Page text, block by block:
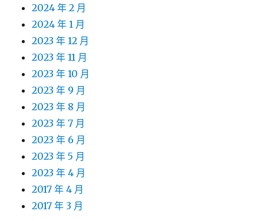
2024 年 2 月
2024 年 1 月
2023 年 12 月
2023 年 11 月
2023 年 10 月
2023 年 9 月
2023 年 8 月
2023 年 7 月
2023 年 6 月
2023 年 5 月
2023 年 4 月
2017 年 4 月
2017 年 3 月